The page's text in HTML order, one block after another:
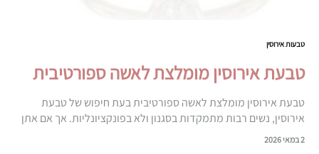
טבעות אירוסין
טבעת אירוסין מומלצת לאשה ספורטיבית
טבעת אירוסין מומלצת לאשה ספורטיבית בעת חיפוש של טבעת
אירוסין, נשים רבות מתמקדות בסגנון ולא בפונקציונליות. אך אם אתן
מתאמנות באופן קבוע בחדר כושר, עוסקות בריצה ועובדות קשה2 במאי 2026